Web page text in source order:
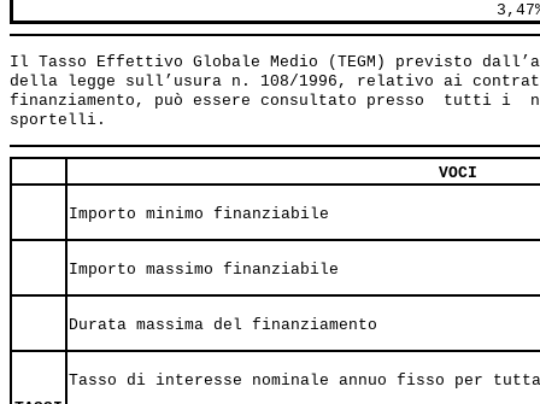
Il Tasso Effettivo Globale Medio (TEGM) previsto
della legge sull’usura n. 108/1996, relativo ai
finanziamento, può essere consultato presso  tutti i
VOCI
Importo minimo finanziabile
Importo massimo finanziabile
Durata massima del finanziamento
Tasso di interesse nominale annuo fisso per